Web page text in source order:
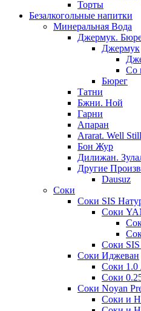
Торты
Безалкогольные напитки
Минеральная Вода
Джермук.
Джермук
Со
Бюрег
Татни
Бжни. Ной
Гарни
Апаран
Ararat. Well Still
Бон Жур
Дилижан.
Другие
Dausuz
Соки
Соки SIS
Соки
Соки SIS
Соки Иджеван
Соки 1.0
Соки
Соки Noyan
Соки и